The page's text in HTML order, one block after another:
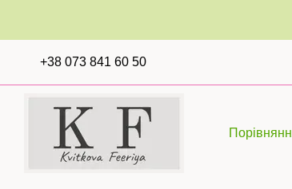
+38 073 841 60 50